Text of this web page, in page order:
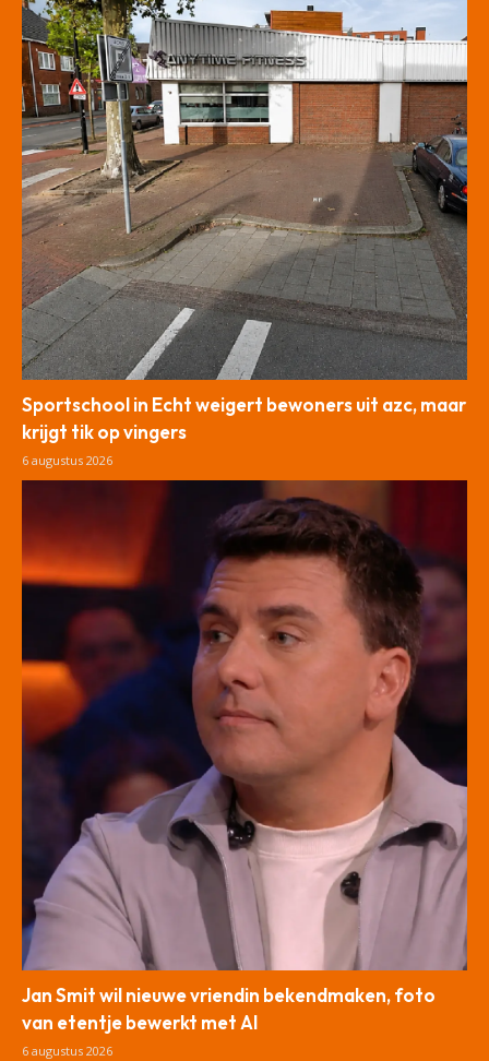
Sportschool in Echt weigert bewoners uit azc, maar
krijgt tik op vingers
6 augustus 2026
Jan Smit wil nieuwe vriendin bekendmaken, foto
van etentje bewerkt met AI
6 augustus 2026